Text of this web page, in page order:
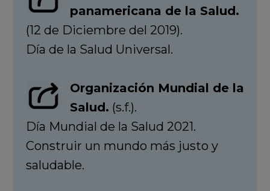
panamericana de la Salud.
(12 de Diciembre del 2019).
Día de la Salud Universal.
Organización Mundial de la
Salud. (s.f.).
Día Mundial de la Salud 2021.
Construir un mundo más justo y
saludable.